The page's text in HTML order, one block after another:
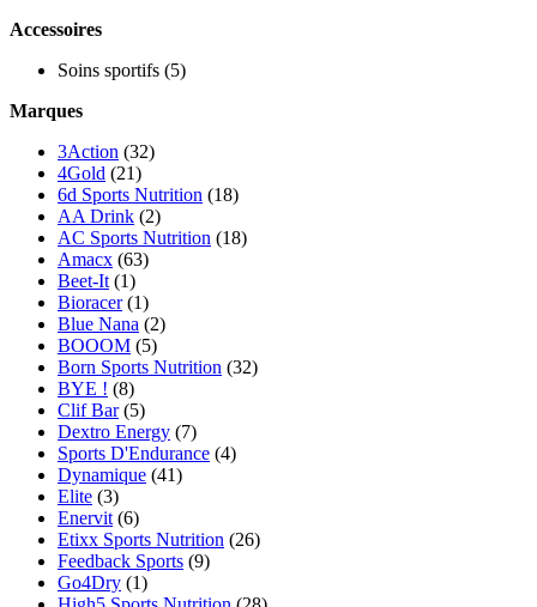
Accessoires
Soins sportifs (5)
Marques
3Action (32)
4Gold (21)
6d Sports Nutrition (18)
AA Drink (2)
AC Sports Nutrition (18)
Amacx (63)
Beet-It (1)
Bioracer (1)
Blue Nana (2)
BOOOM (5)
Born Sports Nutrition (32)
BYE ! (8)
Clif Bar (5)
Dextro Energy (7)
Sports D'Endurance (4)
Dynamique (41)
Elite (3)
Enervit (6)
Etixx Sports Nutrition (26)
Feedback Sports (9)
Go4Dry (1)